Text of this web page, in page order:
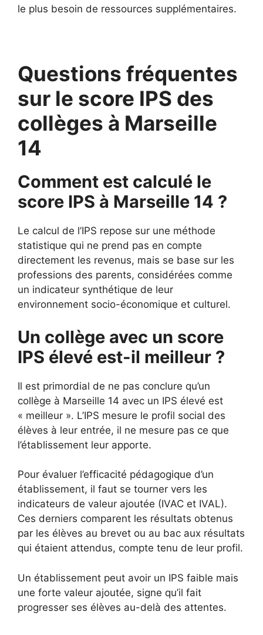
le plus besoin de ressources supplémentaires.
Questions fréquentes
sur le score IPS des
collèges à Marseille
14
Comment est calculé le
score IPS à Marseille 14 ?
Le calcul de l’IPS repose sur une méthode
statistique qui ne prend pas en compte
directement les revenus, mais se base sur les
professions des parents, considérées comme
un indicateur synthétique de leur
environnement socio-économique et culturel.
Un collège avec un score
IPS élevé est-il meilleur ?
Il est primordial de ne pas conclure qu’un
collège à Marseille 14 avec un IPS élevé est
« meilleur ». L’IPS mesure le profil social des
élèves à leur entrée, il ne mesure pas ce que
l’établissement leur apporte.
Pour évaluer l’efficacité pédagogique d’un
établissement, il faut se tourner vers les
indicateurs de valeur ajoutée (IVAC et IVAL).
Ces derniers comparent les résultats obtenus
par les élèves au brevet ou au bac aux résultats
qui étaient attendus, compte tenu de leur profil.
Un établissement peut avoir un IPS faible mais
une forte valeur ajoutée, signe qu’il fait
progresser ses élèves au-delà des attentes.